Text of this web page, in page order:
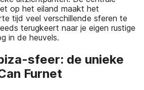
op het eiland maakt het
tijd veel verschillende sferen te
terugkeert naar je eigen rustige
in de heuvels.
sfeer: de unieke
Furnet